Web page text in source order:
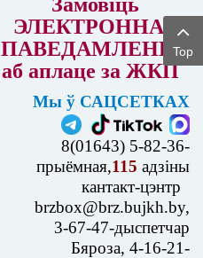
ЭЛЕКТРОННАЕ
ПАВЕДАМЛЕННЕ
аб аплаце за ЖКП
Мы ў САЦСЕТКАХ
8(01643) 5-82-36-
прыёмная,115 адзіны
кантакт-цэнтр
brzbox@brz.bujkh.by,
3-67-47-дыспетчар
Бяроза, 4-16-21-
Top